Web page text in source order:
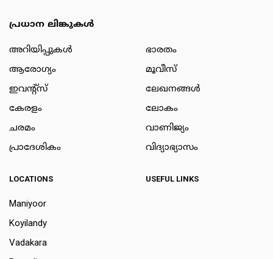
പ്രധാന ലിങ്കുകൾ
അറിയിപ്പുകള്‍
ആരോഗ്യം
ഇവന്റ്സ്
കേരളം
ചരമം
പ്രാദേശികം
ഭാരതം
മൂവീസ്
ലേഖനങ്ങള്‍
ലോകം
വാണിജ്യം
വിദ്യാഭ്യാസം
LOCATIONS
Maniyoor
Koyilandy
Vadakara
USEFUL LINKS